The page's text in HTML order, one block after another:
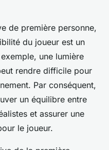
de première personne,
du joueur est un
une lumière
rendre difficile pour
Par conséquent,
un équilibre entre
et assurer une
le joueur.